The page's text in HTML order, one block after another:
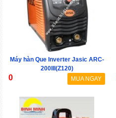
Máy hàn Que Inverter Jasic ARC-
200III(Z120)
0 MUA NGAY